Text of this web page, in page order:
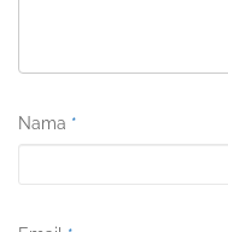
Nama *